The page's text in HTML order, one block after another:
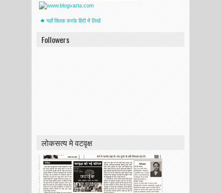
यहाँ क्लिक करके हिंदी में लिखें
Followers
लोकसत्य मे वटवृक्ष